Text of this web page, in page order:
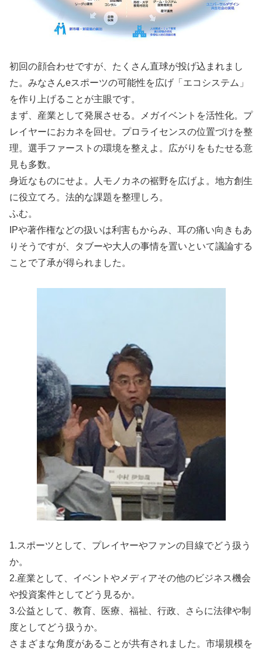
初回の顔合わせですが、たくさん直球が投げ込まれまし
た。みなさんeスポーツの可能性を広げ「エコシステム」
を作り上げることが主眼です。
まず、産業として発展させる。メガイベントを活性化。プ
レイヤーにおカネを回せ。プロライセンスの位置づけを整
理。選手ファーストの環境を整えよ。広がりをもたせる意
見も多数。
身近なものにせよ。人モノカネの裾野を広げよ。地方創生
に役立てろ。法的な課題を整理しろ。
ふむ。
IPや著作権などの扱いは利害もからみ、耳の痛い向きもあ
りそうですが、タブーや大人の事情を置いといて議論する
ことで了承が得られました。
1.スポーツとして、プレイヤーやファンの目線でどう扱う
か。
2.産業として、イベントやメディアその他のビジネス機会
や投資案件としてどう見るか。
3.公益として、教育、医療、福祉、行政、さらに法律や制
度としてどう扱うか。
さまざまな角度があることが共有されました。市場規模を